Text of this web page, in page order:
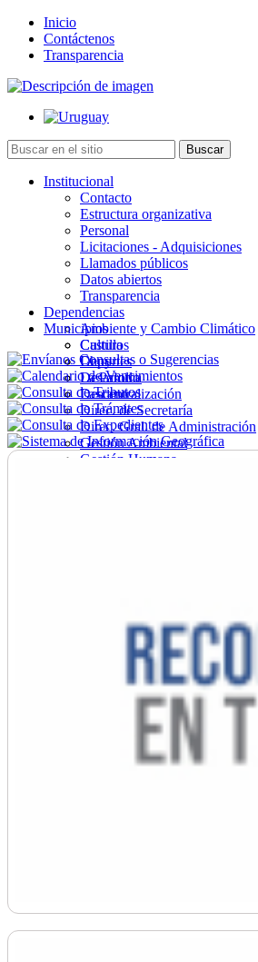
Inicio
Contáctenos
Transparencia
Institucional
Contacto
Estructura organizativa
Personal
Licitaciones - Adquisiciones
Llamados públicos
Datos abiertos
Transparencia
Dependencias
Ambiente y Cambio Climático
Cultura
Deportes
Desarrollo
Descentralización
Direc. de Secretaría
Direc. Gral. de Administración
Gestión Ambiental
Gestión Humana
Municipios
Castillos
Chuy
La Paloma
Lascano